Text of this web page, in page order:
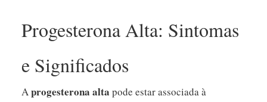
Progesterona Alta: Sintomas
e Significados
Aprogesterona alta pode estar associada à